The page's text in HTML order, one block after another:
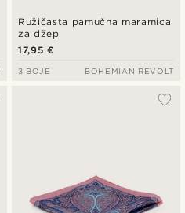
Ružičasta pamučna maramica
za džep
17,95 €
3 BOJE BOHEMIAN REVOLT